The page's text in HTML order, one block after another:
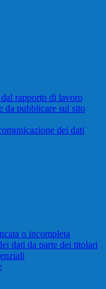
rapporto di lavoro
da pubblicare sul sito
dei dati
o incompleta
dati da parte dei titolari